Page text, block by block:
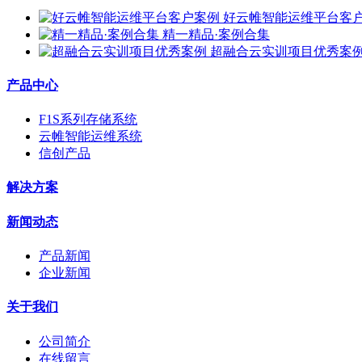
好云帷智能运维平台客
精一精品·案例合集
超融合云实训项目优秀案例
产品中心
F1S系列存储系统
云帷智能运维系统
信创产品
解决方案
新闻动态
产品新闻
企业新闻
关于我们
公司简介
在线留言